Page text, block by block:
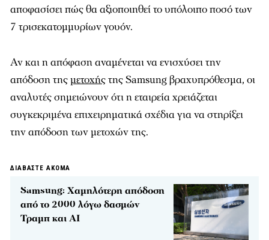
αποφασίσει πώς θα αξιοποιηθεί το υπόλοιπο ποσό των
7 τρισεκατομμυρίων γουόν.
Αν και η απόφαση αναμένεται να ενισχύσει την
απόδοση τηςμετοχήςτης Samsung βραχυπρόθεσμα, οι
αναλυτές σημειώνουν ότι η εταιρεία χρειάζεται
συγκεκριμένα επιχειρηματικά σχέδια για να στηρίξει
την απόδοση των μετοχών της.
ΔΙΑΒΑΣΤΕ ΑΚΟΜΑ
Samsung: Χαμηλότερη απόδοση
από το 2000 λόγω δασμών
Τραμπ και AI